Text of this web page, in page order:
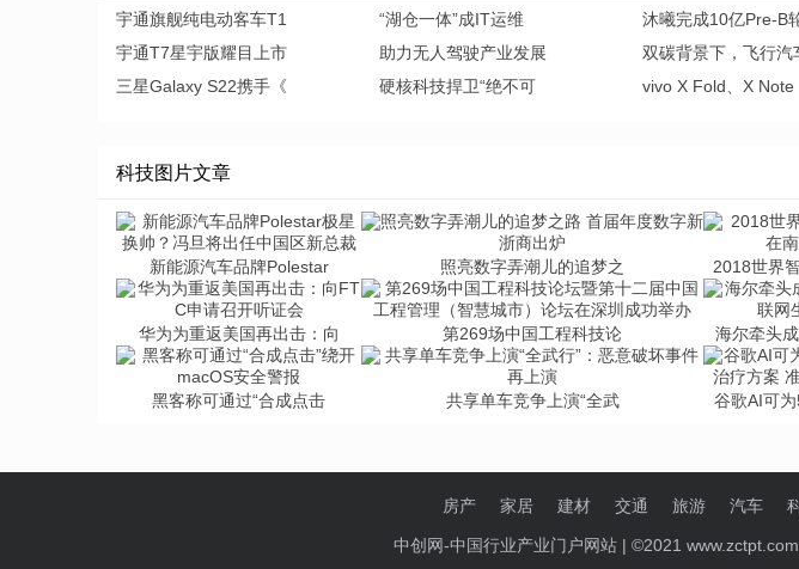
宇通旗舰纯电动客车T1 “湖仓一体”成IT运维 沐曦完成10亿Pre-B
宇通T7星宇版耀目上市
助力无人驾驶产业发展 双碳背景下，飞行汽
三星Galaxy S22携手《
硬核科技捍卫“绝不可 vivo X Fold、X Note
科技图片文章
新能源汽车品牌Polestar 照亮数字弄潮儿的追梦之 2018世界
华为为重返美国再出击：向 第269场中国工程科技论 海尔牵头
黑客称可通过“合成点击 共享单车竞争上演“全武 谷歌AI可
房产 家居 建材 交通 旅游 汽车
中创网-中国行业产业门户网站| ©2021